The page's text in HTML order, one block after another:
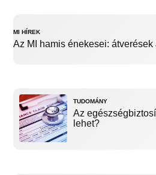
MI HÍREK
Az MI hamis énekesei:
TUDOMÁNY
Az
lehet?